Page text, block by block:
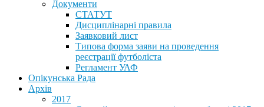
Документи
СТАТУТ
Дисциплінарні правила
Заявковий лист
Типова форма заяви на проведення
реєстрації футболіста
Регламент УАФ
Опікунська Рада
Архів
2017